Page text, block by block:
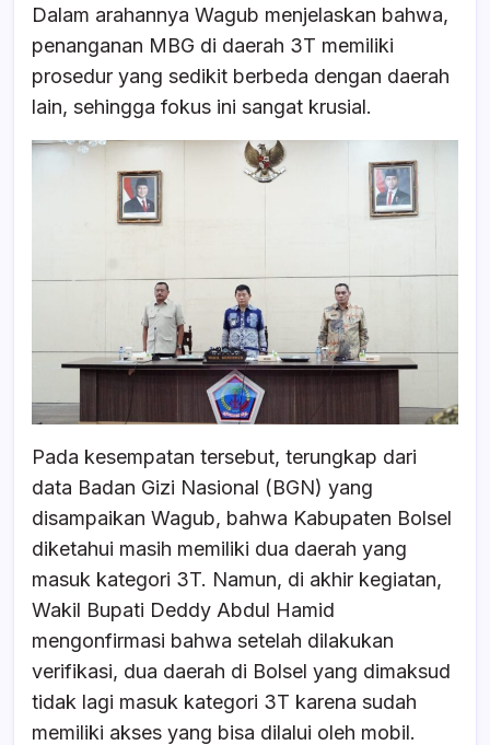
Dalam arahannya Wagub menjelaskan bahwa,
penanganan MBG di daerah 3T memiliki
prosedur yang sedikit berbeda dengan daerah
lain, sehingga fokus ini sangat krusial.
Pada kesempatan tersebut, terungkap dari
data Badan Gizi Nasional (BGN) yang
disampaikan Wagub, bahwa Kabupaten Bolsel
diketahui masih memiliki dua daerah yang
masuk kategori 3T. Namun, di akhir kegiatan,
Wakil Bupati Deddy Abdul Hamid
mengonfirmasi bahwa setelah dilakukan
verifikasi, dua daerah di Bolsel yang dimaksud
tidak lagi masuk kategori 3T karena sudah
memiliki akses yang bisa dilalui oleh mobil.